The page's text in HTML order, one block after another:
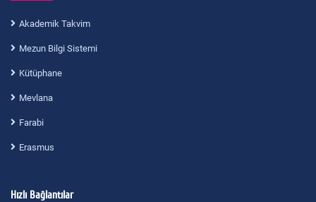
Akademik Takvim
Mezun Bilgi Sistemi
Kütüphane
Mevlana
Farabi
Erasmus
Hızlı Bağlantılar